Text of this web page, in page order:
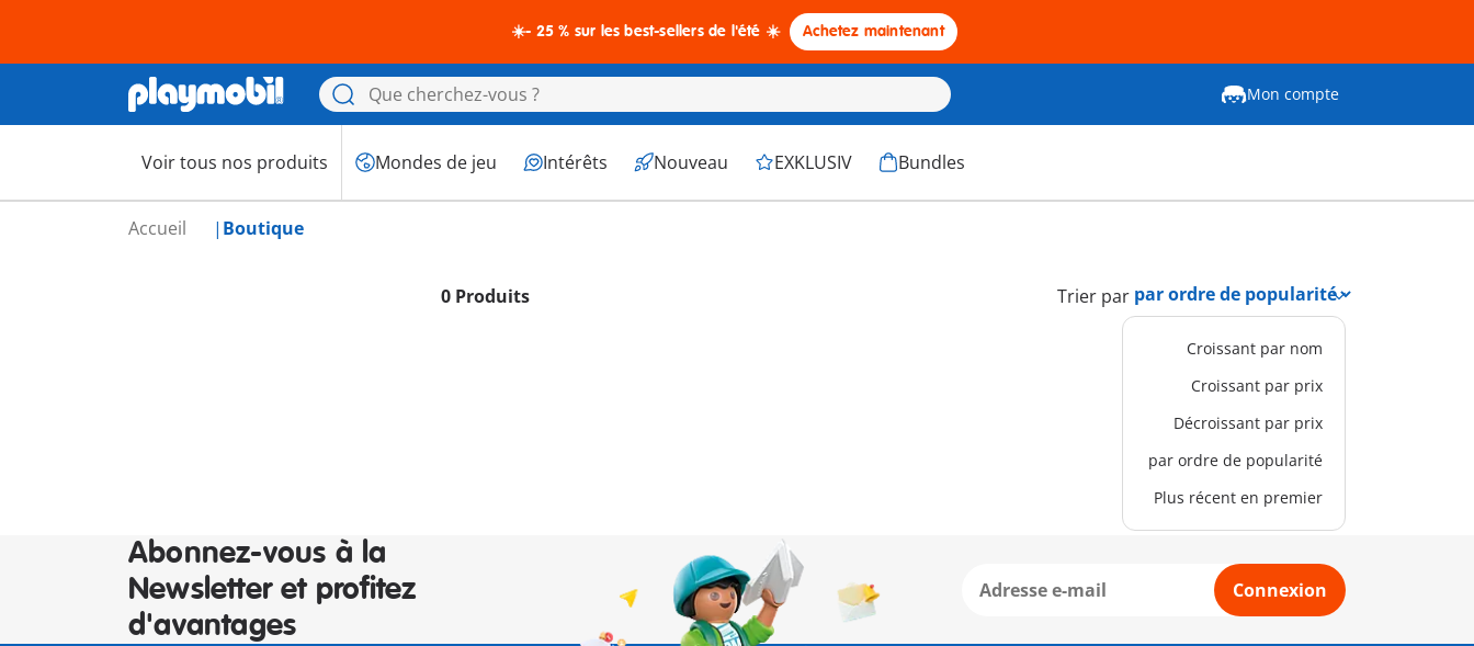
☀️- 25 % sur les best-sellers de l'été ☀️ Achetez maintenant
Mon compte
Voir tous nos produits Mondes de jeu Intérêts Nouveau EXKLUSIV Bundles
Accueil Boutique
0 Produits Trier par
Croissant par nom
Croissant par prix
Décroissant par prix
par ordre de popularité
Plus récent en premier
Abonnez-vous à la
Newsletter et profitez
d'avantages
Connexion